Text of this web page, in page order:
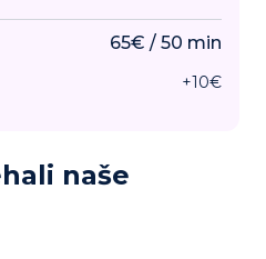
65€ / 50 min
+10€
naše